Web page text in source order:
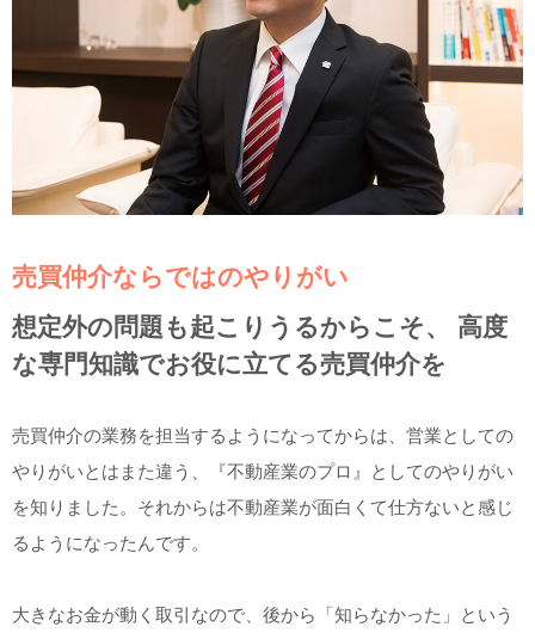
売買仲介ならではのやりがい
想定外の問題も起こりうるからこそ、 高度
な専門知識でお役に立てる売買仲介を
売買仲介の業務を担当するようになってからは、営業としての
やりがいとはまた違う、『不動産業のプロ』としてのやりがい
を知りました。それからは不動産業が面白くて仕方ないと感じ
るようになったんです。
大きなお金が動く取引なので、後から「知らなかった」という